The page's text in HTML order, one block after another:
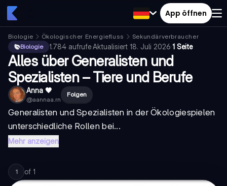
App öffnen
Biologie Ökologischer Energiefluss
Sekundärverbraucher
Biologie
1.784 aufrufe·Aktualisiert 18. Juli 2026·1 Seite
Alles über Generalisten und
Spezialisten – Tiere und Berufe
Anna 🖤
@aannaa.rn
Folgen
Generalisten undSpezialisten in derÖkologiespielen
unterschiedliche Rollen bei...
Mehr anzeigen
1 of 1